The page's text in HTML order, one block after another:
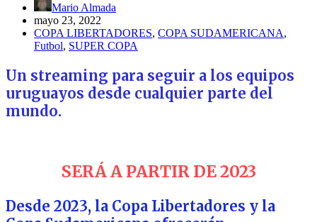
Mario Almada
mayo 23, 2022
COPA LIBERTADORES, COPA SUDAMERICANA,
Futbol, SUPER COPA
Un streaming para seguir a los equipos
uruguayos desde cualquier parte del
mundo.
SERÁ A PARTIR DE 2023
Desde 2023, la Copa Libertadores y la